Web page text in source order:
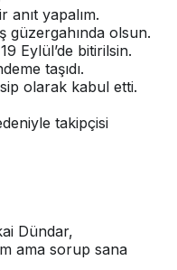
anıt yapalım.
güzergahında olsun.
Eylül’de bitirilsin.
taşıdı.
olarak kabul etti.
takipçisi
Dündar,
ama sorup sana